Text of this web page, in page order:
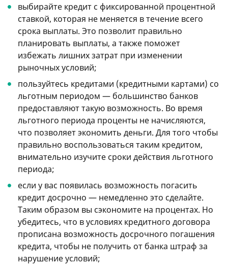
выбирайте кредит с фиксированной процентной
ставкой, которая не меняется в течение всего
срока выплаты. Это позволит правильно
планировать выплаты, а также поможет
избежать лишних затрат при изменении
рыночных условий;
пользуйтесь кредитами (кредитными картами) со
льготным периодом — большинство банков
предоставляют такую ​​возможность. Во время
льготного периода проценты не начисляются,
что позволяет экономить деньги. Для того чтобы
правильно воспользоваться таким кредитом,
внимательно изучите сроки действия льготного
периода;
если у вас появилась возможность погасить
кредит досрочно — немедленно это сделайте.
Таким образом вы сэкономите на процентах. Но
убедитесь, что в условиях кредитного договора
прописана возможность досрочного погашения
кредита, чтобы не получить от банка штраф за
нарушение условий;